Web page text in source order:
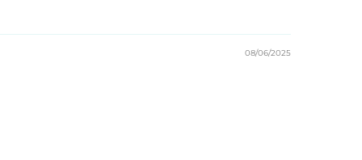
08/06/2025